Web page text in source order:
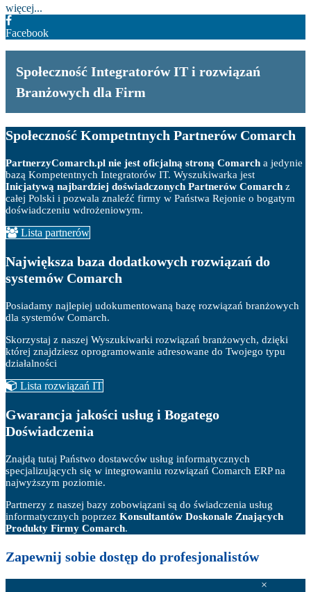
więcej...
Facebook
Społeczność Integratorów IT i rozwiązań
Branżowych dla Firm
Społeczność Kompetntnych Partnerów Comarch
PartnerzyComarch.pl nie jest oficjalną stroną Comarch a jedynie
bazą Kompetentnych Integratorów IT. Wyszukiwarka jest
Inicjatywą najbardziej doświadczonych Partnerów Comarch z
całej Polski i pozwala znaleźć firmy w Państwa Rejonie o bogatym
doświadczeniu wdrożeniowym.
Lista partnerów
Największa baza dodatkowych rozwiązań do
systemów Comarch
Posiadamy najlepiej udokumentowaną bazę rozwiązań branżowych
dla systemów Comarch.
Skorzystaj z naszej Wyszukiwarki rozwiązań branżowych, dzięki
której znajdziesz oprogramowanie adresowane do Twojego typu
działalności
Lista rozwiązań IT
Gwarancja jakości usług i Bogatego
Doświadczenia
Znajdą tutaj Państwo dostawców usług informatycznych
specjalizujących się w integrowaniu rozwiązań Comarch ERP na
najwyższym poziomie.
Partnerzy z naszej bazy zobowiązani są do świadczenia usług
informatycznych poprzez Konsultantów Doskonale Znających
Produkty Firmy Comarch.
Zapewnij sobie dostęp do profesjonalistów
×